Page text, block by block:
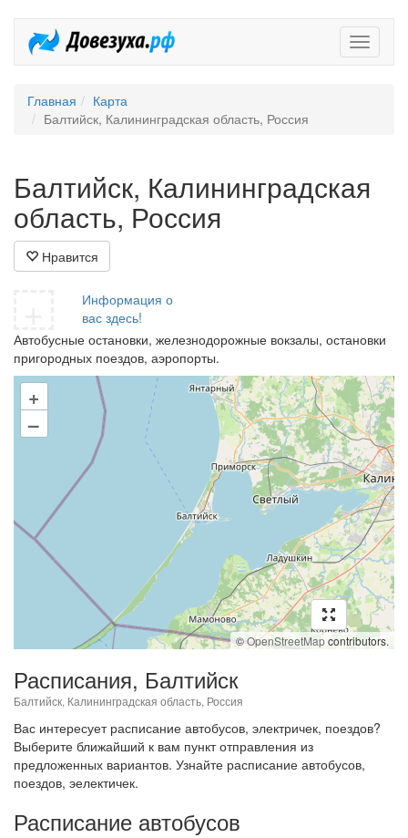
Главная
Карта
Балтийск, Калининградская область, Россия
Балтийск, Калининградская
область, Россия
Нравится
Информация о
вас здесь!
Автобусные остановки, железнодорожные вокзалы, остановки
пригородных поездов, аэропорты.
+
–
©OpenStreetMapcontributors.
Расписания, Балтийск
Балтийск, Калининградская область, Россия
Вас интересует расписание автобусов, электричек, поездов?
Выберите ближайший к вам пункт отправления из
предложенных вариантов. Узнайте расписание автобусов,
поездов, эелектичек.
Расписание автобусов